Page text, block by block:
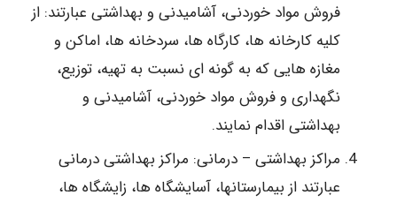
فروش مواد خوردنی، آشامیدنی و بهداشتی عبارتند: از
کلیه کارخانه ها، کارگاه ها، سردخانه ها، اماکن و
مغازه هایی که به گونه ای نسبت به تهیه، توزیع،
نگهداری و فروش مواد خوردنی، آشامیدنی و
بهداشتی اقدام نمایند.
مراکز بهداشتی – درمانی: مراکز بهداشتی درمانی
عبارتند از بیمارستانها، آسایشگاه ها، زایشگاه ها،